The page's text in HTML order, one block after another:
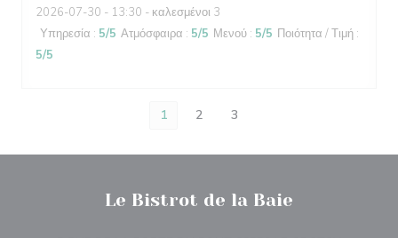
2026-07-30 - 13:30 - καλεσμένοι 3
Υπηρεσία : 5/5 Ατμόσφαιρα : 5/5 Μενού : 5/5 Ποιότητα / Τιμή :
5/5
1 2 3
Le Bistrot de la Baie